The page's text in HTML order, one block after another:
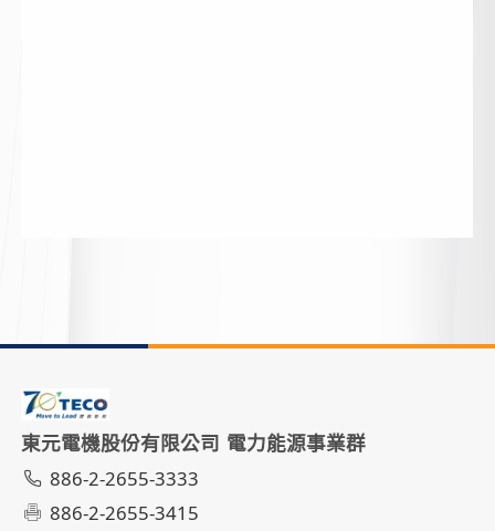
東元電機股份有限公司 電力能源事業群
886-2-2655-3333
886-2-2655-3415